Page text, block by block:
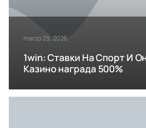
marzo 29, 2026
1win: Ставки На Cпорт И
Казино награда 500%